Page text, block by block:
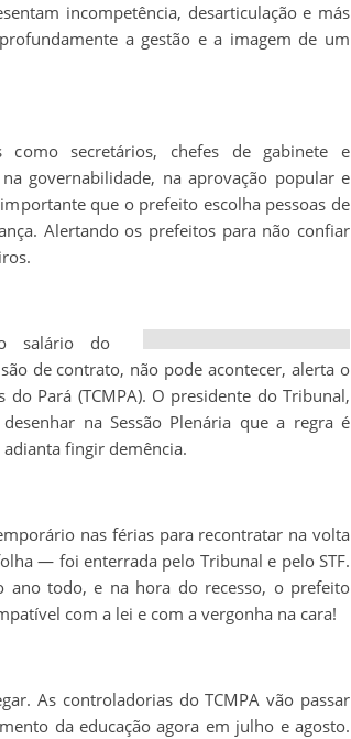
incompetência, desarticulação e más
a gestão e a imagem de um
secretários, chefes de gabinete e
governabilidade, na aprovação popular e
que o prefeito escolha pessoas de
Alertando os prefeitos para não confiar
salário do
de contrato, não pode acontecer, alerta o
Pará (TCMPA). O presidente do Tribunal,
na Sessão Plenária que a regra é
adianta fingir demência.
nas férias para recontratar na volta
— foi enterrada pelo Tribunal e pelo STF.
ano todo, e na hora do recesso, o prefeito
com a lei e com a vergonha na cara!
As controladorias do TCMPA vão passar
da educação agora em julho e agosto.